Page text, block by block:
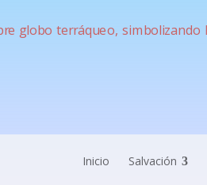
Inicio Salvación